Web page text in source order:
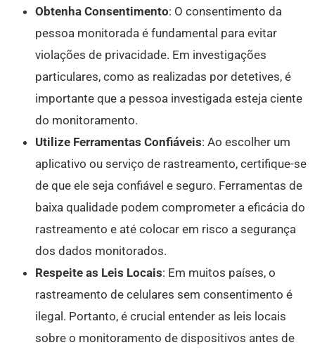
Obtenha Consentimento: O consentimento da
pessoa monitorada é fundamental para evitar
violações de privacidade. Em investigações
particulares, como as realizadas por detetives, é
importante que a pessoa investigada esteja ciente
do monitoramento.
Utilize Ferramentas Confiáveis: Ao escolher um
aplicativo ou serviço de rastreamento, certifique-se
de que ele seja confiável e seguro. Ferramentas de
baixa qualidade podem comprometer a eficácia do
rastreamento e até colocar em risco a segurança
dos dados monitorados.
Respeite as Leis Locais: Em muitos países, o
rastreamento de celulares sem consentimento é
ilegal. Portanto, é crucial entender as leis locais
sobre o monitoramento de dispositivos antes de